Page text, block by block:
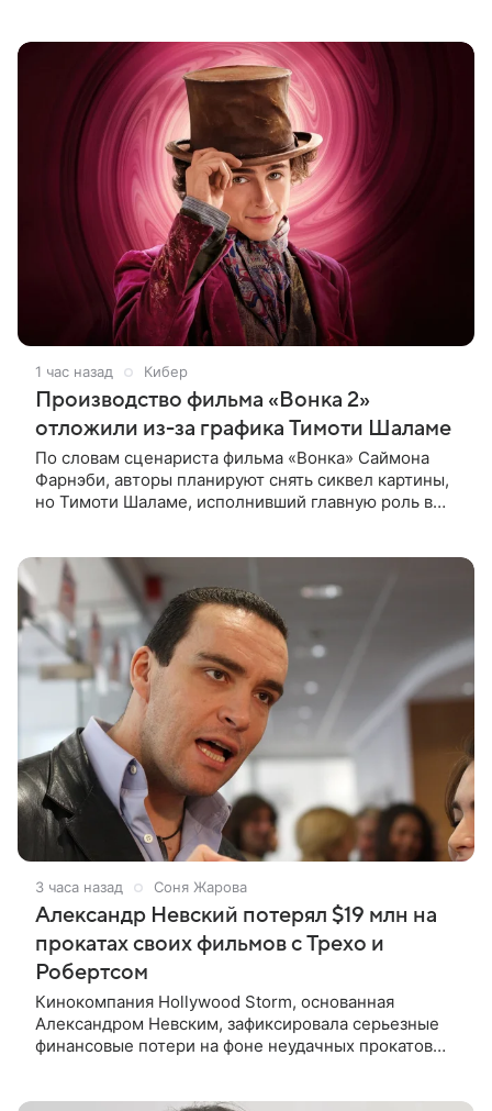
1 час назад Кибер
Производство фильма «Вонка 2»
отложили из-за графика Тимоти Шаламе
По словам сценариста фильма «Вонка» Саймона
Фарнэби, авторы планируют снять сиквел картины,
но Тимоти Шаламе, исполнивший главную роль в
3 часа назад Соня Жарова
Александр Невский потерял $19 млн на
прокатах своих фильмов с Трехо и
Робертсом
Кинокомпания Hollywood Storm, основанная
Александром Невским, зафиксировала серьезные
финансовые потери на фоне неудачных прокатов